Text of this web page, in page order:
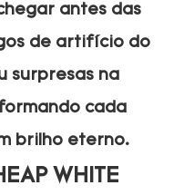
antes das
de artifício do
surpresas na
cada
brilho eterno.